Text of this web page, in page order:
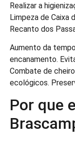
Realizar a
Limpeza de Caixa
Recanto dos
Aumento da
encanamento.
Combate de
ecológicos.
Por que